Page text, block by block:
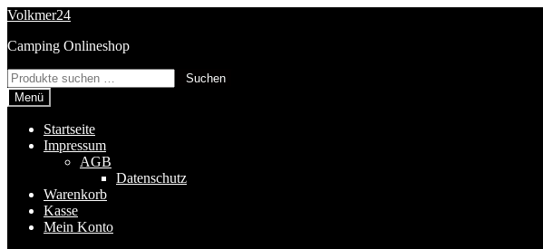
Zur
springen
Zum
springen
Volkmer24
Camping Onlineshop
Suchen
nach:
Suchen
Menü
Startseite
Impressum
AGB
Datenschutz
Warenkorb
Kasse
Mein Konto